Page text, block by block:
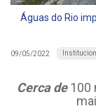
Águas do Rio
09/05/2022
Cerca de100